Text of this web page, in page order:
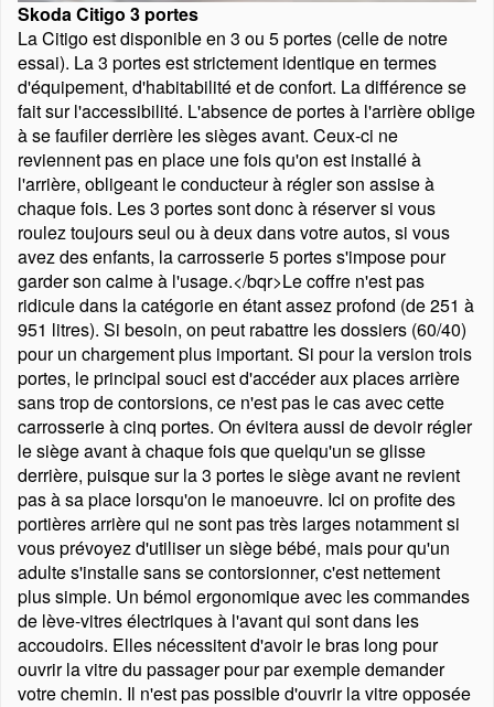
Skoda Citigo 3 portes
La Citigo est disponible en 3 ou 5 portes (celle de notre
essai). La 3 portes est strictement identique en termes
d'équipement, d'habitabilité et de confort. La différence se
fait sur l'accessibilité. L'absence de portes à l'arrière oblige
à se faufiler derrière les sièges avant. Ceux-ci ne
reviennent pas en place une fois qu'on est installé à
l'arrière, obligeant le conducteur à régler son assise à
chaque fois. Les 3 portes sont donc à réserver si vous
roulez toujours seul ou à deux dans votre autos, si vous
avez des enfants, la carrosserie 5 portes s'impose pour
garder son calme à l'usage.</bqr>Le coffre n'est pas
ridicule dans la catégorie en étant assez profond (de 251 à
951 litres). Si besoin, on peut rabattre les dossiers (60/40)
pour un chargement plus important. Si pour la version trois
portes, le principal souci est d'accéder aux places arrière
sans trop de contorsions, ce n'est pas le cas avec cette
carrosserie à cinq portes. On évitera aussi de devoir régler
le siège avant à chaque fois que quelqu'un se glisse
derrière, puisque sur la 3 portes le siège avant ne revient
pas à sa place lorsqu'on le manoeuvre. Ici on profite des
portières arrière qui ne sont pas très larges notamment si
vous prévoyez d'utiliser un siège bébé, mais pour qu'un
adulte s'installe sans se contorsionner, c'est nettement
plus simple. Un bémol ergonomique avec les commandes
de lève-vitres électriques à l'avant qui sont dans les
accoudoirs. Elles nécessitent d'avoir le bras long pour
ouvrir la vitre du passager pour par exemple demander
votre chemin. Il n'est pas possible d'ouvrir la vitre opposée